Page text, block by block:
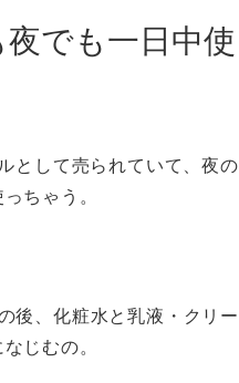
でも一日中使
として売られていて、夜の
ちゃう。
後、化粧水と乳液・クリー
じむの。